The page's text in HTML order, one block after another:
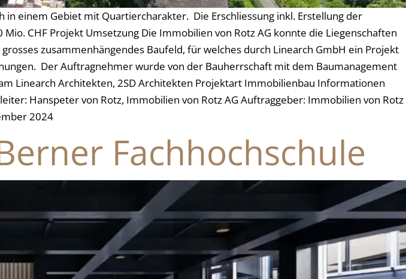
einem Gebiet mit Quartiercharakter. Die Erschliessung inkl. Erstellung der
CHF Projekt Umsetzung Die Immobilien von Rotz AG konnte die Liegenschaften
zusammenhängendes Baufeld, für welches durch Linearch GmbH ein Projekt
Der Auftragnehmer wurde von der Bauherrschaft mit dem Baumanagement
Linearch Architekten, 2SD Architekten Projektart Immobilienbau Informationen
Hanspeter von Rotz, Immobilien von Rotz AG Auftraggeber: Immobilien von Rotz
2024
Fachhochschule